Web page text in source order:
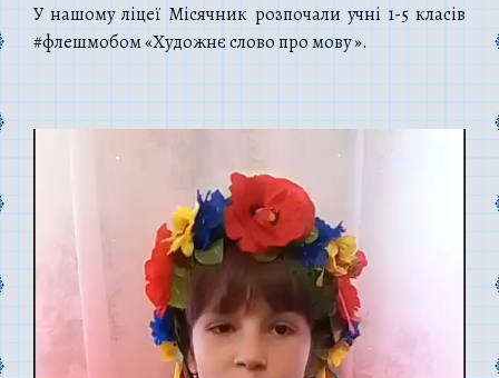
У нашому ліцеї Місячник розпочали учні 1-5 класів
#флешмобом «Художнє слово про мову ».